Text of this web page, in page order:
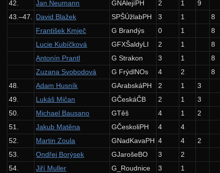
42.
Jan Neumann GNAlejíPH 2 1
9
43.–47. David Blažek SPŠÚžlabPH 3 1
8
František Kmječ
G Brandýs 0 1
8
Lucie Kubíčková
GFXŠaldyLI 2 1
8
Antonín Prantl
G Strakon 3 1
8
Zuzana Svobodová
G FrýdlNOs 4 2
8
48.
Adam Husník GArabskáPH 2 1
3
49.
Lukáš Mičan GČeskáČB 2 1
3
50.
Michael Bausano GTěš 4 1
2
51.
Jakub Matěna GČeskoliPH 4
4
52.
Martin Zoula GNadKavaPH 4 4
2
53.
Ondřej Borýsek GJarošeBO 3
2
54.
Jiří Muller G_Roudnice 3
1
25. ročník: 12/13
24. ročník: 11/12
23. ročník: 10/11
22. ročník: 09/10
21. ročník: 08/09
20. ročník: 07/08
19. ročník: 06/07
18. ročník: 05/06
17. ročník: 04/05
16. ročník: 03/04